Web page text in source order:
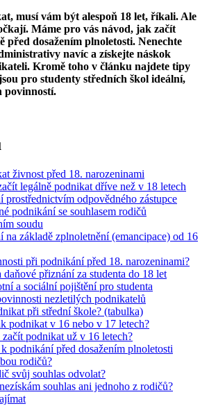
musí vám být alespoň 18 let, říkali. Ale
Máme pro vás návod, jak začít
před dosažením plnoletosti. Nenechte
navíc a získejte náskok
Kromě toho v článku najdete tipy
pro studenty středních škol ideální,
povinností.
živnost před 18. narozeninami
legálně podnikat dříve než v 18 letech
prostřednictvím odpovědného zástupce
podnikání se souhlasem rodičů
soudu
na základě zplnoletnění (emancipace) od 16
při podnikání před 18. narozeninami?
daňové přiznání za studenta do 18 let
a sociální pojištění pro studenta
nezletilých podnikatelů
při střední škole? (tabulka)
podnikat v 16 nebo v 17 letech?
začít podnikat už v 16 letech?
podnikání před dosažením plnoletosti
rodičů?
svůj souhlas odvolat?
souhlas ani jednoho z rodičů?